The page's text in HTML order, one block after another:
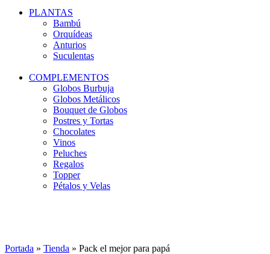
PLANTAS
Bambú
Orquídeas
Anturios
Suculentas
COMPLEMENTOS
Globos Burbuja
Globos Metálicos
Bouquet de Globos
Postres y Tortas
Chocolates
Vinos
Peluches
Regalos
Topper
Pétalos y Velas
Portada » Tienda » Pack el mejor para papá